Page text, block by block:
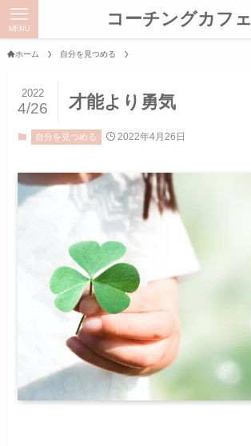
コーチングカフェ
MENU
ホーム 自分を見つめる
才能より勇気
2022
4/26
自分を見つめる 2022年4月26日